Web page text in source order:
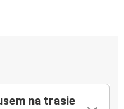
na trasie